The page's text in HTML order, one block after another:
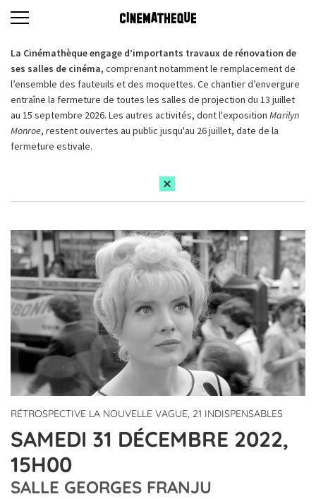
La Cinémathèque engage d’importants travaux de rénovation de
ses salles de cinéma, comprenant notamment le remplacement de
l’ensemble des fauteuils et des moquettes. Ce chantier d’envergure
entraîne la fermeture de toutes les salles de projection du 13 juillet
au 15 septembre 2026. Les autres activités, dont l'exposition Marilyn
Monroe, restent ouvertes au public jusqu'au 26 juillet, date de la
fermeture estivale.
RÉTROSPECTIVE LA NOUVELLE VAGUE, 21 INDISPENSABLES
SAMEDI 31 DÉCEMBRE 2022,
15H00
SALLE GEORGES FRANJU